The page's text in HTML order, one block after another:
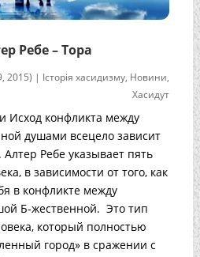
Ребе – Тора
2015) | Історія хасидизму, Новини,
Хасидут
Исход конфликта между
душами всецело зависит
Ребе указывает пять
в зависимости от того, как
в конфликте между
Б-жественной. Это тип
который полностью
город» в сражении с